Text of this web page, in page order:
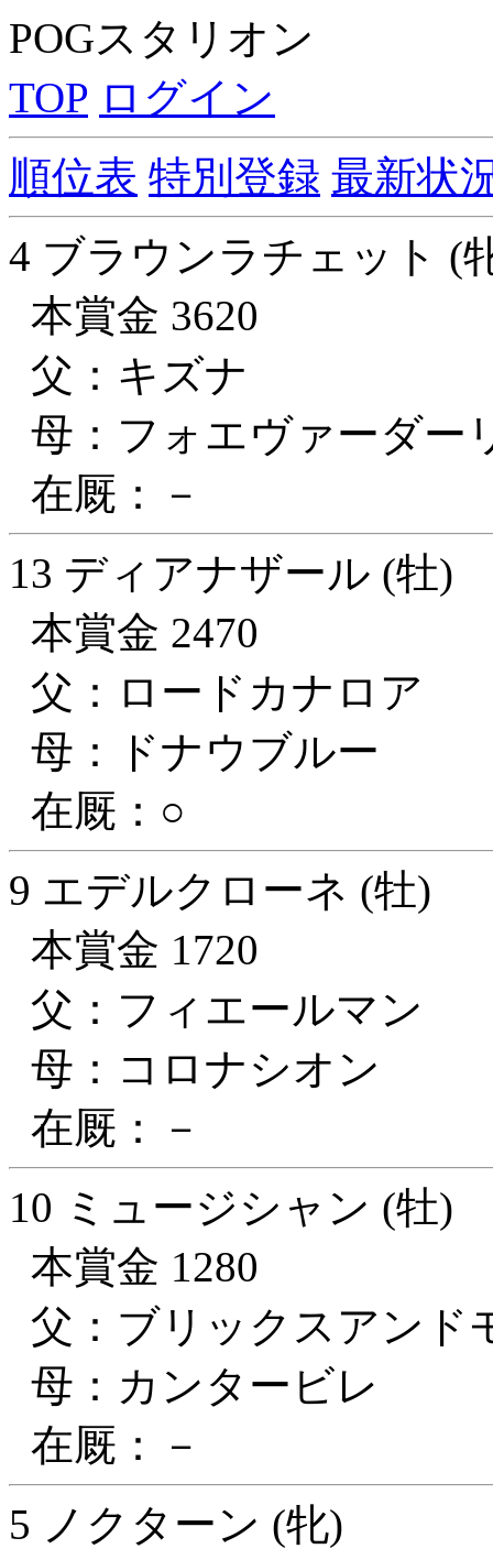
POGスタリオン
TOP ログイン
順位表 特別登録 最新状
4 ブラウンラチェット (
本賞金 3620
父：キズナ
母：フォエヴァーダー
在厩：－
13 ディアナザール (牡)
本賞金 2470
父：ロードカナロア
母：ドナウブルー
在厩：○
9 エデルクローネ (牡)
本賞金 1720
父：フィエールマン
母：コロナシオン
在厩：－
10 ミュージシャン (牡)
本賞金 1280
父：ブリックスアンド
母：カンタービレ
在厩：－
5 ノクターン (牝)